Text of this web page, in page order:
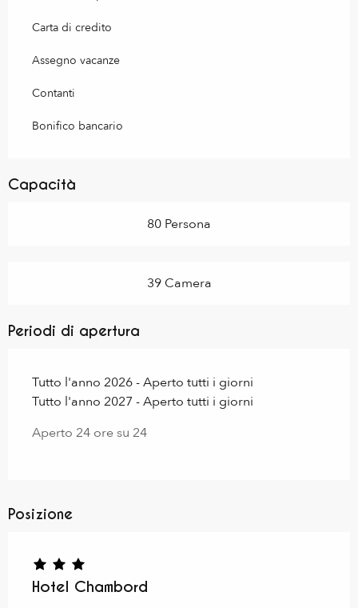
Carta di credito
Assegno vacanze
Contanti
Bonifico bancario
Capacità
80 Persona
39 Camera
Periodi di apertura
Tutto l'anno 2026 - Aperto tutti i giorni
Tutto l'anno 2027 - Aperto tutti i giorni
Aperto 24 ore su 24
Posizione
Hotel Chambord